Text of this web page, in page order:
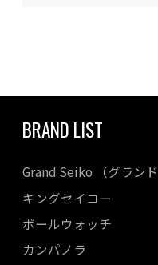
BRAND LIST
Grand Seiko （グランド
キングセイコー
ボールウォッチ
カンパノラ